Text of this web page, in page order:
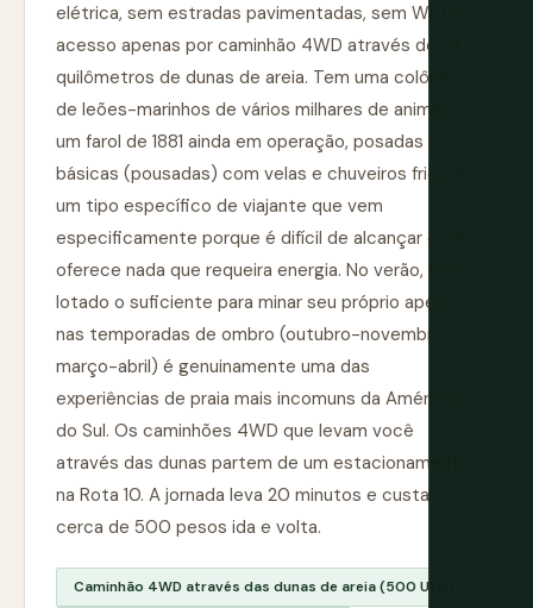
elétrica, sem estradas pavimentadas, sem Wi-Fi,
acesso apenas por caminhão 4WD através de 10
quilômetros de dunas de areia. Tem uma colônia
de leões-marinhos de vários milhares de animais,
um farol de 1881 ainda em operação, posadas
básicas (pousadas) com velas e chuveiros frios, e
um tipo específico de viajante que vem
especificamente porque é difícil de alcançar e não
oferece nada que requeira energia. No verão, fica
lotado o suficiente para minar seu próprio apelo;
nas temporadas de ombro (outubro-novembro,
março-abril) é genuinamente uma das
experiências de praia mais incomuns da América
do Sul. Os caminhões 4WD que levam você
através das dunas partem de um estacionamento
na Rota 10. A jornada leva 20 minutos e custa
cerca de 500 pesos ida e volta.
Caminhão 4WD através das dunas de areia (500 UYU)